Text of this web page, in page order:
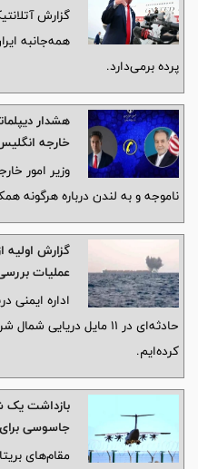
گزارش
همه‌جانبه
پرده برمی‌دارد.
هشدار
خارجه
وزیر امور
ناموجه و به لندن درباره هرگونه
گزارش اولیه
عملیات
اداره ایمنی
حادثه‌ای در ۱۱ مایل
کرده‌ایم.
بازداشت یک
جاسوسی برای
مقام‌های